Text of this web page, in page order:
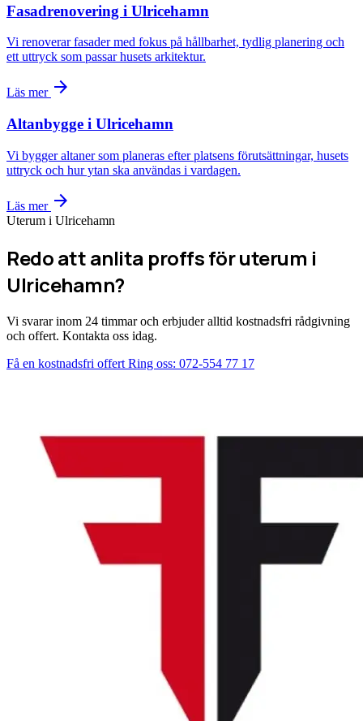
Fasadrenovering i Ulricehamn
Vi renoverar fasader med fokus på hållbarhet, tydlig planering och
ett uttryck som passar husets arkitektur.
Läs mer arrow_forward
Altanbygge i Ulricehamn
Vi bygger altaner som planeras efter platsens förutsättningar, husets
uttryck och hur ytan ska användas i vardagen.
Läs mer arrow_forward
Uterum i Ulricehamn
Redo att anlita proffs för uterum i
Ulricehamn?
Vi svarar inom 24 timmar och erbjuder alltid kostnadsfri rådgivning
och offert. Kontakta oss idag.
Få en kostnadsfri offert Ring oss: 072-554 77 17